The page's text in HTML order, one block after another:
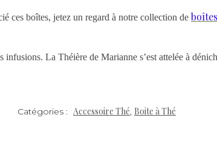
ces boîtes, jetez un regard à notre collection de
infusions. La Théière de Marianne s’est attelée à
Catégories : Accessoire Thé, Boite à Thé